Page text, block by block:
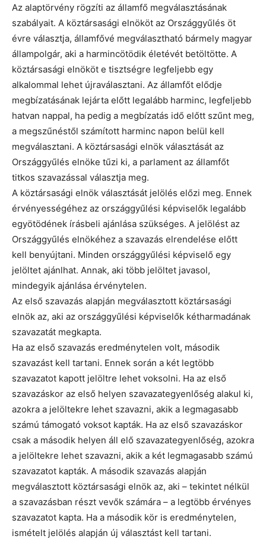
Az alaptörvény rögzíti az államfő megválasztásának
szabályait. A köztársasági elnököt az Országgyűlés öt
évre választja, államfővé megválasztható bármely magyar
állampolgár, aki a harmincötödik életévét betöltötte. A
köztársasági elnököt e tisztségre legfeljebb egy
alkalommal lehet újraválasztani. Az államfőt elődje
megbízatásának lejárta előtt legalább harminc, legfeljebb
hatvan nappal, ha pedig a megbízatás idő előtt szűnt meg,
a megszűnéstől számított harminc napon belül kell
megválasztani. A köztársasági elnök választását az
Országgyűlés elnöke tűzi ki, a parlament az államfőt
titkos szavazással választja meg.
A köztársasági elnök választását jelölés előzi meg. Ennek
érvényességéhez az országgyűlési képviselők legalább
egyötödének írásbeli ajánlása szükséges. A jelölést az
Országgyűlés elnökéhez a szavazás elrendelése előtt
kell benyújtani. Minden országgyűlési képviselő egy
jelöltet ajánlhat. Annak, aki több jelöltet javasol,
mindegyik ajánlása érvénytelen.
Az első szavazás alapján megválasztott köztársasági
elnök az, aki az országgyűlési képviselők kétharmadának
szavazatát megkapta.
Ha az első szavazás eredménytelen volt, második
szavazást kell tartani. Ennek során a két legtöbb
szavazatot kapott jelöltre lehet voksolni. Ha az első
szavazáskor az első helyen szavazategyenlőség alakul ki,
azokra a jelöltekre lehet szavazni, akik a legmagasabb
számú támogató voksot kapták. Ha az első szavazáskor
csak a második helyen áll elő szavazategyenlőség, azokra
a jelöltekre lehet szavazni, akik a két legmagasabb számú
szavazatot kapták. A második szavazás alapján
megválasztott köztársasági elnök az, aki – tekintet nélkül
a szavazásban részt vevők számára – a legtöbb érvényes
szavazatot kapta. Ha a második kör is eredménytelen,
ismételt jelölés alapján új választást kell tartani.